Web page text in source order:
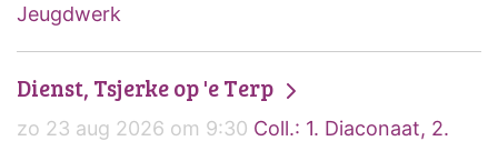
Jeugdwerk
Dienst, Tsjerke op 'e Terp
zo 23 aug 2026 om 9:30 Coll.: 1. Diaconaat, 2.